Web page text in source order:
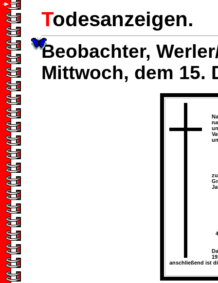
Todesanzeigen.
Beobachter,
Mittwoch, dem 15.
anschließend ist